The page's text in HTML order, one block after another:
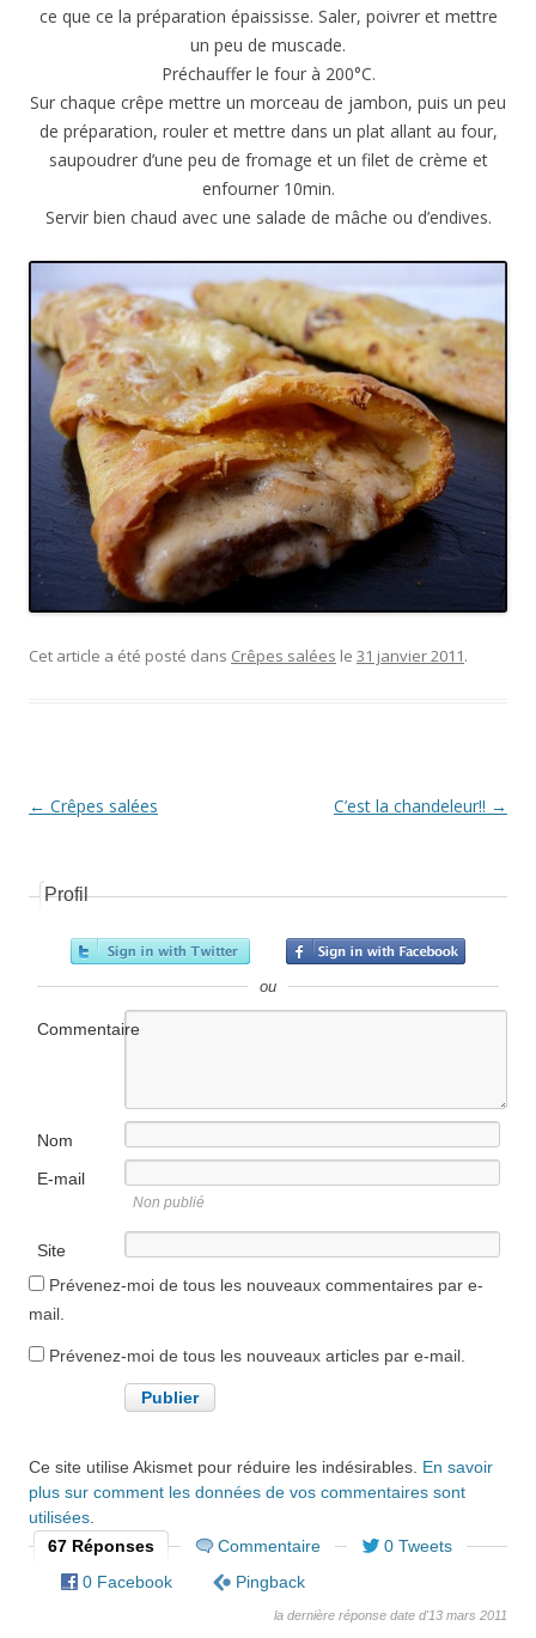
ce que ce la préparation épaississe. Saler, poivrer et mettre
un peu de muscade.
Préchauffer le four à 200°C.
Sur chaque crêpe mettre un morceau de jambon, puis un peu
de préparation, rouler et mettre dans un plat allant au four,
saupoudrer d’une peu de fromage et un filet de crème et
enfourner 10min.
Servir bien chaud avec une salade de mâche ou d’endives.
Cet article a été posté dans Crêpes salées le 31 janvier 2011.
Navigation Article
← Crêpes salées C’est la chandeleur!! →
Profil
ou
Commentaire
Nom
E-mail
Non publié
Site
internet
Prévenez-moi de tous les nouveaux commentaires par e-
mail.
Prévenez-moi de tous les nouveaux articles par e-mail.
Ce site utilise Akismet pour réduire les indésirables. En savoir
plus sur comment les données de vos commentaires sont
utilisées.
67 Réponses
Commentaire
0 Tweets
0 Facebook
Pingback
la dernière réponse date d'13 mars 2011